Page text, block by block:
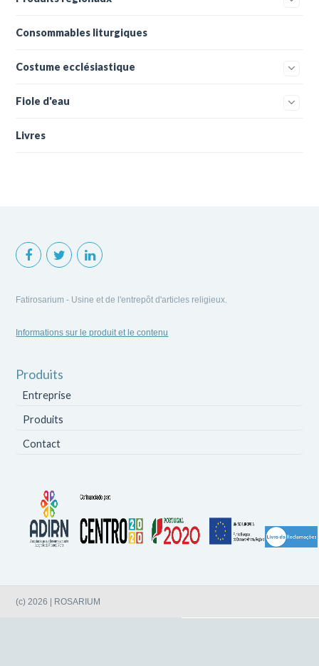
Consommables liturgiques
Costume ecclésiastique
Fiole d'eau
Livres
Fatirosarium - Usine et de l'entrepôt d'articles religieux.
Informations sur le produit et le contenu
Produits
Entreprise
Produits
Contact
(c) 2026 | ROSARIUM